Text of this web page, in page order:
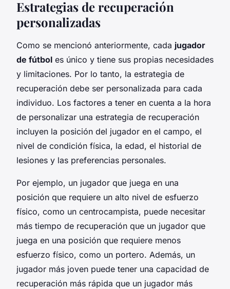
Estrategias de recuperación
personalizadas
Como se mencionó anteriormente, cada jugador
de fútbol es único y tiene sus propias necesidades
y limitaciones. Por lo tanto, la estrategia de
recuperación debe ser personalizada para cada
individuo. Los factores a tener en cuenta a la hora
de personalizar una estrategia de recuperación
incluyen la posición del jugador en el campo, el
nivel de condición física, la edad, el historial de
lesiones y las preferencias personales.
Por ejemplo, un jugador que juega en una
posición que requiere un alto nivel de esfuerzo
físico, como un centrocampista, puede necesitar
más tiempo de recuperación que un jugador que
juega en una posición que requiere menos
esfuerzo físico, como un portero. Además, un
jugador más joven puede tener una capacidad de
recuperación más rápida que un jugador más